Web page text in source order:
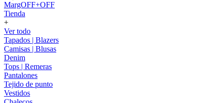
MargOFF+OFF
Tienda
+
Ver todo
Tapados | Blazers
Camisas | Blusas
Denim
Tops | Remeras
Pantalones
Tejido de punto
Vestidos